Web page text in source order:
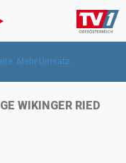
WIKINGER RIED